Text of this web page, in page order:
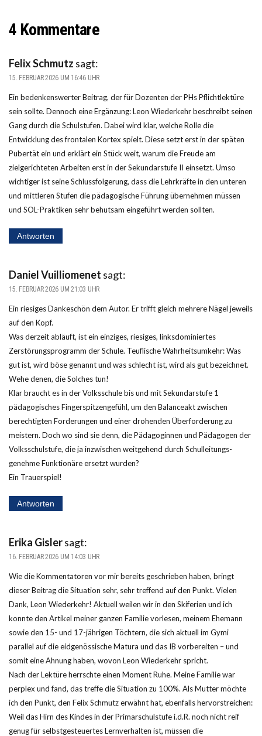
4 Kommentare
Felix Schmutz sagt:
15. FEBRUAR 2026 UM 16:46 UHR
Ein bedenkenswerter Beitrag, der für Dozenten der PHs Pflichtlektüre
sein sollte. Dennoch eine Ergänzung: Leon Wiederkehr beschreibt seinen
Gang durch die Schulstufen. Dabei wird klar, welche Rolle die
Entwicklung des frontalen Kortex spielt. Diese setzt erst in der späten
Pubertät ein und erklärt ein Stück weit, warum die Freude am
zielgerichteten Arbeiten erst in der Sekundarstufe II einsetzt. Umso
wichtiger ist seine Schlussfolgerung, dass die Lehrkräfte in den unteren
und mittleren Stufen die pädagogische Führung übernehmen müssen
und SOL-Praktiken sehr behutsam eingeführt werden sollten.
Antworten
Daniel Vuilliomenet sagt:
15. FEBRUAR 2026 UM 21:03 UHR
Ein riesiges Dankeschön dem Autor. Er trifft gleich mehrere Nägel jeweils
auf den Kopf.
Was derzeit abläuft, ist ein einziges, riesiges, linksdominiertes
Zerstörungsprogramm der Schule. Teuflische Wahrheitsumkehr: Was
gut ist, wird böse genannt und was schlecht ist, wird als gut bezeichnet.
Wehe denen, die Solches tun!
Klar braucht es in der Volksschule bis und mit Sekundarstufe 1
pädagogisches Fingerspitzengefühl, um den Balanceakt zwischen
berechtigten Forderungen und einer drohenden Überforderung zu
meistern. Doch wo sind sie denn, die Pädagoginnen und Pädagogen der
Volksschulstufe, die ja inzwischen weitgehend durch Schulleitungs-
genehme Funktionäre ersetzt wurden?
Ein Trauerspiel!
Antworten
Erika Gislersagt:
16. FEBRUAR 2026 UM 14:03 UHR
Wie die Kommentatoren vor mir bereits geschrieben haben, bringt
dieser Beitrag die Situation sehr, sehr treffend auf den Punkt. Vielen
Dank, Leon Wiederkehr! Aktuell weilen wir in den Skiferien und ich
konnte den Artikel meiner ganzen Familie vorlesen, meinem Ehemann
sowie den 15- und 17-jährigen Töchtern, die sich aktuell im Gymi
parallel auf die eidgenössische Matura und das IB vorbereiten – und
somit eine Ahnung haben, wovon Leon Wiederkehr spricht.
Nach der Lektüre herrschte einen Moment Ruhe. Meine Familie war
perplex und fand, das treffe die Situation zu 100%. Als Mutter möchte
ich den Punkt, den Felix Schmutz erwähnt hat, ebenfalls hervorstreichen:
Weil das Hirn des Kindes in der Primarschulstufe i.d.R. noch nicht reif
genug für selbstgesteuertes Lernverhalten ist, müssen die